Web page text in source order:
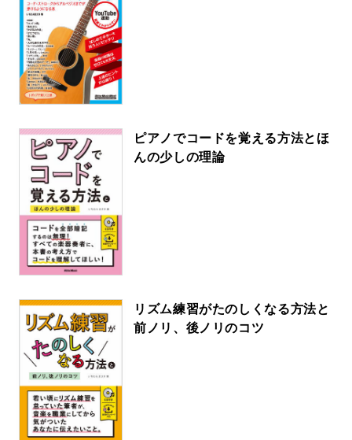
ピアノでコードを覚える方法とほ
んの少しの理論
リズム練習がたのしくなる方法と
前ノリ、後ノリのコツ